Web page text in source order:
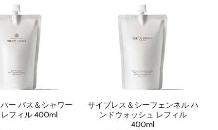
ー バス＆シャワー
フィル 400ml
サイプレス＆シーフェンネル ハ
ンドウォッシュ レフィル
400ml